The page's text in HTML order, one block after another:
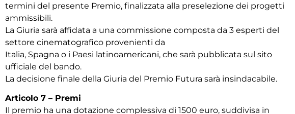
termini del presente Premio, finalizzata alla preselezione dei progetti
ammissibili.
La Giuria sarà affidata a una commissione composta da 3 esperti del
settore cinematografico provenienti da
Italia, Spagna o i Paesi latinoamericani, che sarà pubblicata sul sito
ufficiale del bando.
La decisione finale della Giuria del Premio Futura sarà insindacabile.
Articolo 7 – Premi
Il premio ha una dotazione complessiva di 1500 euro, suddivisa in